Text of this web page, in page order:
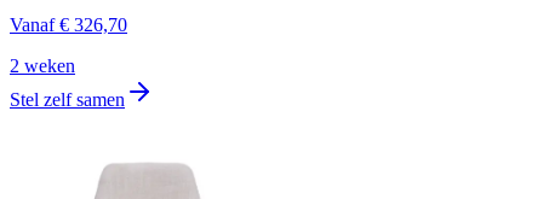
Vanaf € 326,70
2 weken
Stel zelf samen